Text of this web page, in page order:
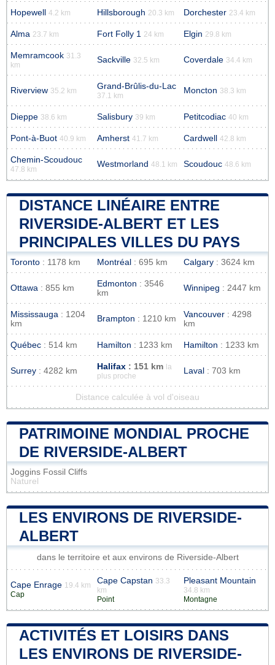
Hopewell 4.2 km Hillsborough 20.3 km Dorchester 23.4 km
Alma 23.7 km Fort Folly 1 24 km Elgin 29.8 km
Memramcook 31.3
km
Sackville 32.5 km Coverdale 34.4 km
Riverview 35.2 km Grand-Brûlis-du-Lac
37.1 km
Moncton 38.3 km
Dieppe 38.6 km Salisbury 39 km Petitcodiac 40 km
Pont-à-Buot 40.9 km Amherst 41.7 km Cardwell 42.8 km
Chemin-Scoudouc
47.8 km
Westmorland 48.1 km Scoudouc 48.6 km
DISTANCE LINÉAIRE ENTRE
RIVERSIDE-ALBERT ET LES
PRINCIPALES VILLES DU PAYS
Toronto : 1178 km Montréal : 695 km Calgary : 3624 km
Ottawa : 855 km Edmonton : 3546
km
Winnipeg : 2447 km
Mississauga : 1204
km
Brampton : 1210 km Vancouver : 4298
km
Québec : 514 km Hamilton : 1233 km Hamilton : 1233 km
Surrey : 4282 km Halifax : 151 km
la
plus proche
Laval : 703 km
Distance calculée à vol d'oiseau
PATRIMOINE MONDIAL PROCHE
DE RIVERSIDE-ALBERT
Joggins Fossil Cliffs
Naturel
LES ENVIRONS DE RIVERSIDE-
ALBERT
dans le territoire et aux environs de Riverside-Albert
Cape Enrage 19.4 km
Cap
Cape Capstan 33.3
km
Point
Pleasant Mountain
34.8 km
Montagne
ACTIVITÉS ET LOISIRS DANS
LES ENVIRONS DE RIVERSIDE-